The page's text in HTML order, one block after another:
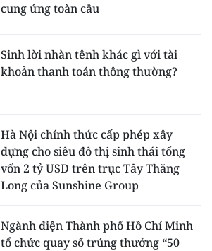
cung ứng toàn cầu
Sinh lời nhàn tênh khác gì với tài
khoản thanh toán thông thường?
Hà Nội chính thức cấp phép xây
dựng cho siêu đô thị sinh thái tổng
vốn 2 tỷ USD trên trục Tây Thăng
Long của Sunshine Group
Ngành điện Thành phố Hồ Chí Minh
tổ chức quay số trúng thưởng “50